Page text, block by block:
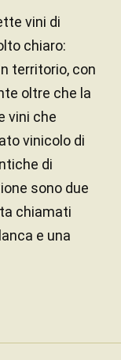
vini di
chiaro:
territorio, con
oltre che la
vini che
vinicolo di
di
sono due
chiamati
e una